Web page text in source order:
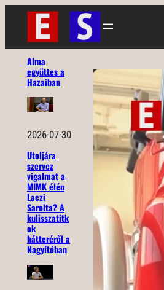
Ugrás
tartalomhoz
Alma
együttes a
Hazaiban
2026-07-30
Utoljára
szervez
vigalmat a
MIMK élén
Laczi
Sarolta? A
kulisszatitk
ok
hátteréről a
Nagyítóban